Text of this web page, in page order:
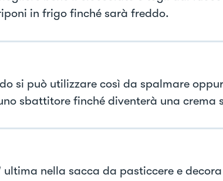
in frigo finché sarà freddo.
si può utilizzare così da spalmare
sbattitore finché diventerà una crema
ultima nella sacca da pasticcere e